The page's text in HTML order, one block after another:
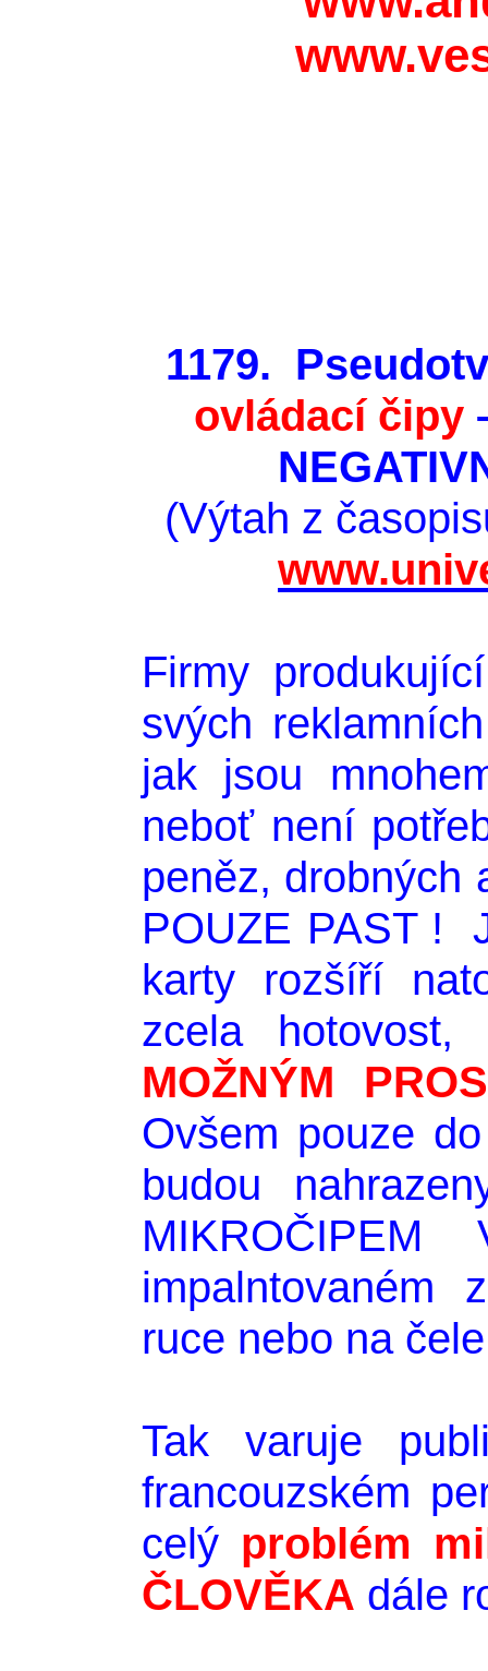
1179.
ovládací čipy
(Výtah z
Firmy
svých
jak jsou
neboť není
peněz,
POUZE PAST !
karty rozšíří
zcela
MOŽNÝM
Ovšem pouze
budou
impalntovaném
ruce nebo na
Tak varuje
francouzském
celý problém
ČLOVĚKA dále